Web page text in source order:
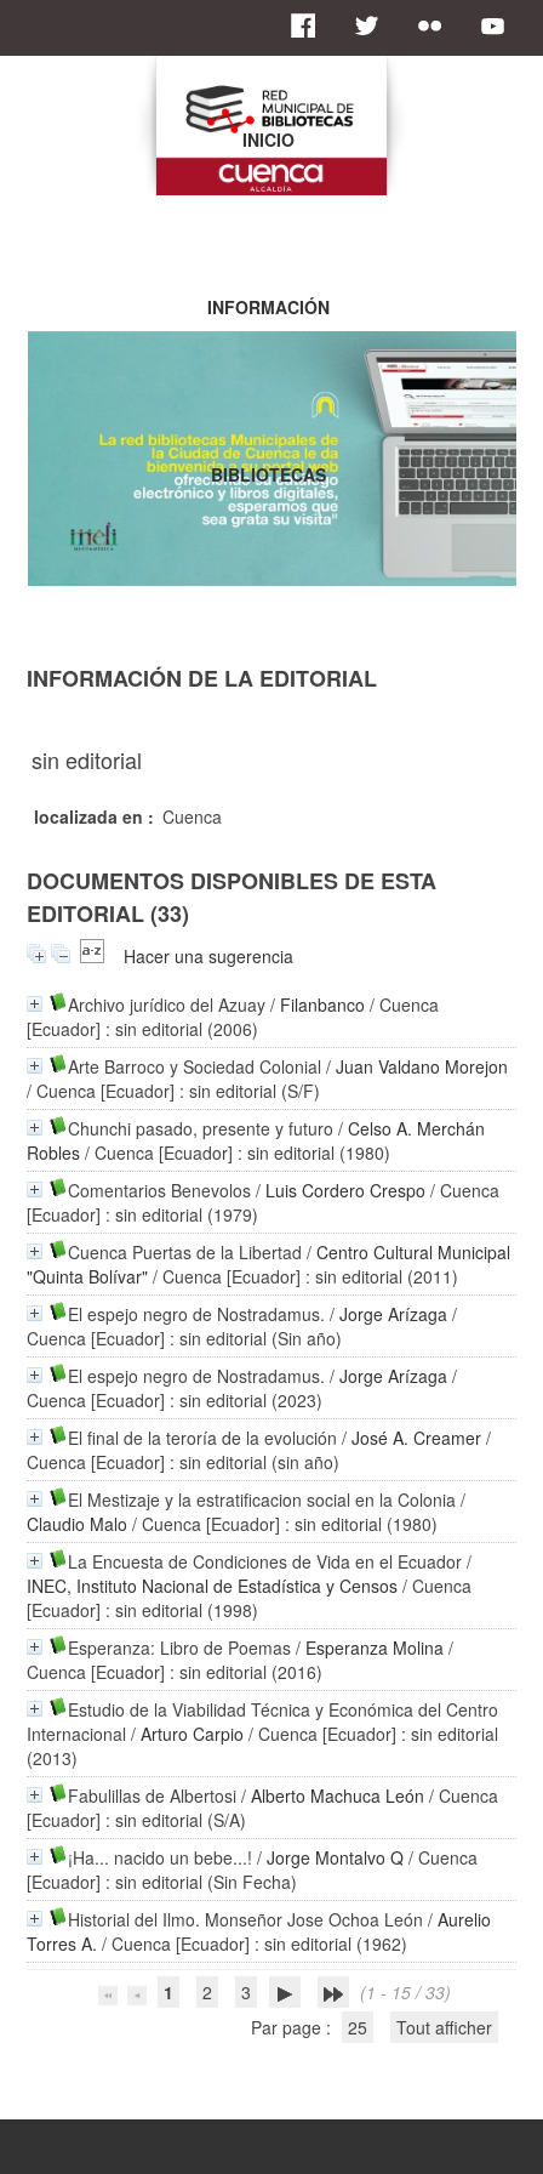
INFORMACIÓN DE LA EDITORIAL
sin editorial
localizada en : Cuenca
DOCUMENTOS DISPONIBLES DE ESTA
EDITORIAL (33)
Hacer una sugerencia
Archivo jurídico del Azuay / Filanbanco / Cuenca
[Ecuador] : sin editorial (2006)
Arte Barroco y Sociedad Colonial /Juan Valdano Morejon
/ Cuenca [Ecuador] : sin editorial (S/F)
Chunchi pasado, presente y futuro /Celso A. Merchán
Robles / Cuenca [Ecuador] : sin editorial (1980)
Comentarios Benevolos / Luis Cordero Crespo / Cuenca
[Ecuador] : sin editorial (1979)
Cuenca Puertas de la Libertad /Centro Cultural Municipal
"Quinta Bolívar" / Cuenca [Ecuador] : sin editorial (2011)
El espejo negro de Nostradamus. /Jorge Arízaga /
Cuenca [Ecuador] : sin editorial (Sin año)
El espejo negro de Nostradamus. /Jorge Arízaga /
Cuenca [Ecuador] : sin editorial (2023)
El final de la teroría de la evolución /José A. Creamer /
Cuenca [Ecuador] : sin editorial (sin año)
El Mestizaje y la estratificacion social en la Colonia /
Claudio Malo / Cuenca [Ecuador] : sin editorial (1980)
La Encuesta de Condiciones de Vida en el Ecuador /
INEC, Instituto Nacional de Estadística y Censos / Cuenca
[Ecuador] : sin editorial (1998)
Esperanza: Libro de Poemas / Esperanza Molina /
Cuenca [Ecuador] : sin editorial (2016)
Estudio de la Viabilidad Técnica y Económica del Centro
Internacional /Arturo Carpio / Cuenca [Ecuador] : sin editorial
(2013)
Fabulillas de Albertosi /Alberto Machuca León / Cuenca
[Ecuador] : sin editorial (S/A)
¡Ha... nacido un bebe...! /Jorge Montalvo Q / Cuenca
[Ecuador] : sin editorial (Sin Fecha)
Historial del Ilmo. Monseñor Jose Ochoa León /Aurelio
Torres A. / Cuenca [Ecuador] : sin editorial (1962)
1
2 3
(1 - 15 / 33)
Par page :
25 Tout afficher
INICIO
INFORMACIÓN
BIBLIOTECAS